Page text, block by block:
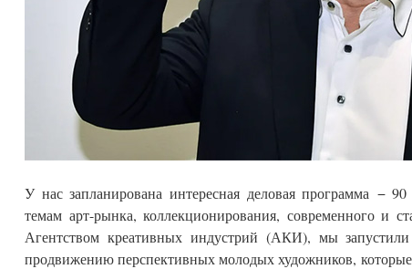
У нас запланирована интересная деловая программа −
темам арт-рынка, коллекционирования, современного и
Агентством креативных индустрий (АКИ), мы
продвижению перспективных молодых художников,